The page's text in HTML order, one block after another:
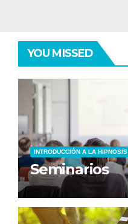
YOU MISSED
INTRODUCCIÓN A LA HIPNOSIS
Seminarios